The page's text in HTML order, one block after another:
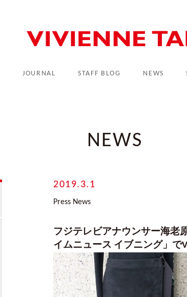
JOURNAL STAFF BLOG NEWS
NEWS
2019.3.1
Press News
フジテレビアナウンサー海老
イムニュース イブニング」で